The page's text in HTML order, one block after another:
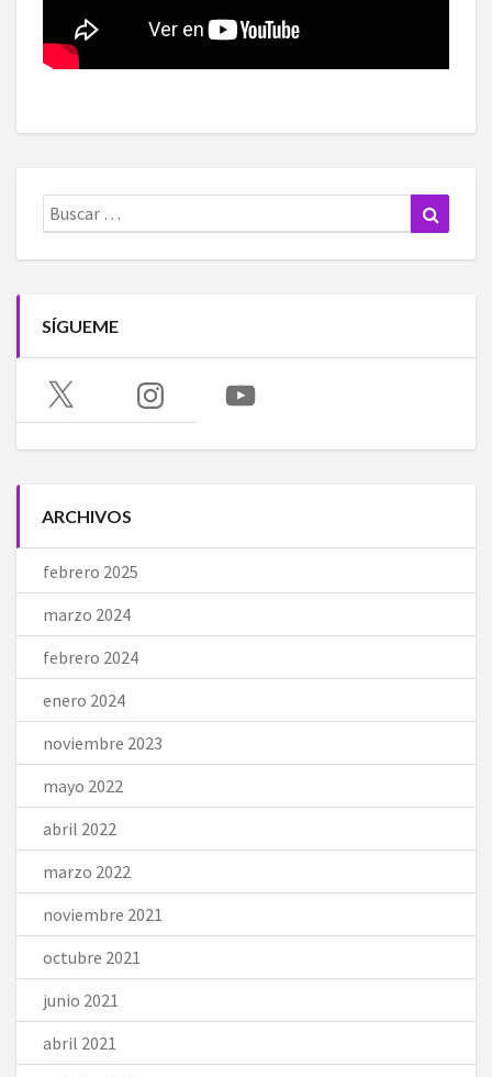
Buscar:
SÍGUEME
X Instagram YouTube
ARCHIVOS
febrero 2025
marzo 2024
febrero 2024
enero 2024
noviembre 2023
mayo 2022
abril 2022
marzo 2022
noviembre 2021
octubre 2021
junio 2021
abril 2021